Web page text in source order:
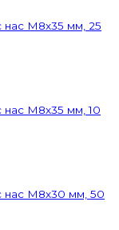
нас М8х35 мм, 25
нас М8х35 мм, 10
нас М8х30 мм, 50